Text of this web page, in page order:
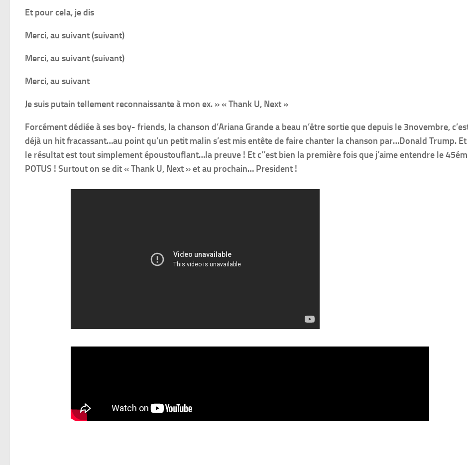
Et pour cela, je dis
Merci, au suivant (suivant)
Merci, au suivant (suivant)
Merci, au suivant
Je suis putain tellement reconnaissante à mon ex. » « Thank U, Next »
Forcément dédiée à ses boy- friends, la chanson d’Ariana Grande a beau n’être sortie que depuis le 3novembre,
déjà un hit fracassant…au point qu’un petit malin s’est mis entête de faire chanter la chanson par…Donald Trump. Et
le résultat est tout simplement époustouflant…la preuve ! Et c’’est bien la première fois que j’aime entendre le
POTUS ! Surtout on se dit « Thank U, Next » et au prochain… President !